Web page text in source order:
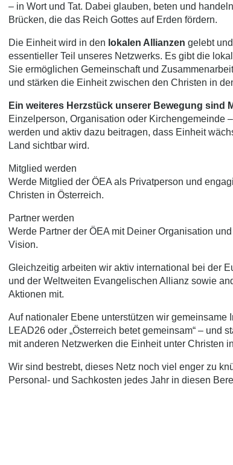
– in Wort und Tat. Dabei glauben, beten und
Brücken, die das Reich Gottes auf Erden fördern.
Die Einheit wird in den lokalen Allianzen gelebt
essentieller Teil unseres Netzwerks. Es gibt die
Sie ermöglichen Gemeinschaft und
und stärken die Einheit zwischen den Christen in
Ein weiteres Herzstück unserer Bewegung sind
Einzelperson, Organisation oder Kirchengemeinde
werden und aktiv dazu beitragen, dass Einheit
Land sichtbar wird.
Mitglied werden
Werde Mitglied der ÖEA als Privatperson und
Christen in Österreich.
Partner werden
Werde Partner der ÖEA mit Deiner Organisation
Vision.
Gleichzeitig arbeiten wir aktiv international bei der
und der Weltweiten Evangelischen Allianz sowie
Aktionen mit.
Auf nationaler Ebene unterstützen wir gemeinsame
LEAD26 oder „Österreich betet gemeinsam“ – und
mit anderen Netzwerken die Einheit unter Christen
Wir sind bestrebt, dieses Netz noch viel enger zu
Personal- und Sachkosten jedes Jahr in diesen